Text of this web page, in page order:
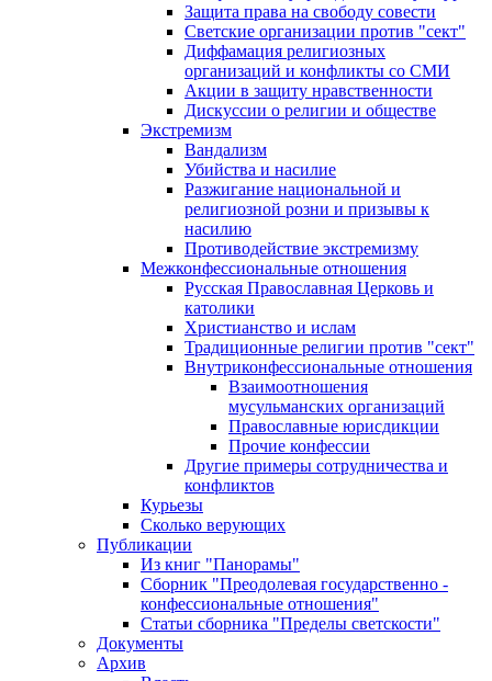
Защита права на свободу совести
Светские организации против "сект"
Диффамация религиозных
организаций и конфликты со СМИ
Акции в защиту нравственности
Дискуссии о религии и обществе
Экстремизм
Вандализм
Убийства и насилие
Разжигание национальной и
религиозной розни и призывы к
насилию
Противодействие экстремизму
Межконфессиональные отношения
Русская Православная Церковь и
католики
Христианство и ислам
Традиционные религии против "сект"
Внутриконфессиональные отношения
Взаимоотношения
мусульманских организаций
Православные юрисдикции
Прочие конфессии
Другие примеры сотрудничества и
конфликтов
Курьезы
Сколько верующих
Публикации
Из книг "Панорамы"
Сборник "Преодолевая государственно -
конфессиональные отношения"
Статьи сборника "Пределы светскости"
Документы
Архив